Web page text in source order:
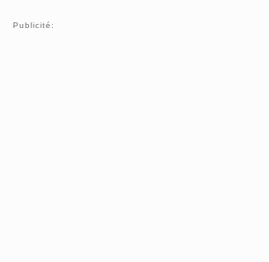
Publicité: